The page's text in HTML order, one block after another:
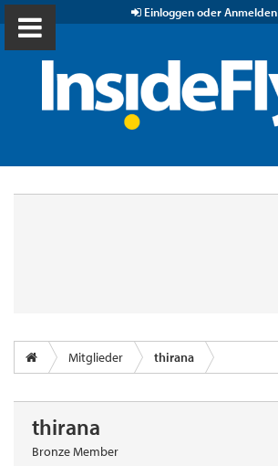
Einloggen oder Anmelden
Mitglieder thirana
thirana
Bronze Member